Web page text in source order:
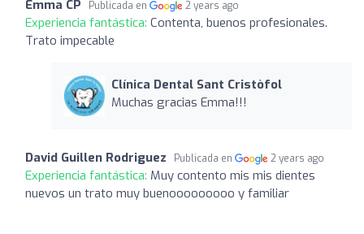
Emma CP Publicada en 2 years ago
Experiencia fantástica: Contenta, buenos profesionales.
Trato impecable
Clínica Dental Sant Cristòfol
Muchas gracias Emma!!!
David Guillen Rodriguez Publicada en 2 years ago
Experiencia fantástica: Muy contento mis mis dientes
nuevos un trato muy buenooooooooo y familiar